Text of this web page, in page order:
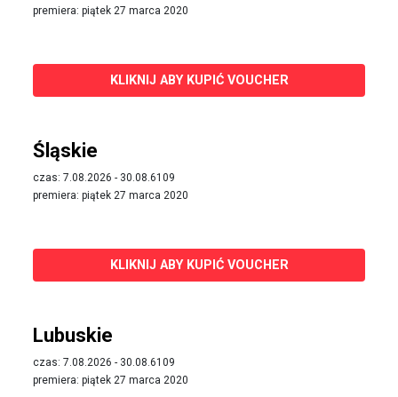
premiera: piątek 27 marca 2020
KLIKNIJ ABY KUPIĆ VOUCHER
Śląskie
czas: 7.08.2026 - 30.08.6109
premiera: piątek 27 marca 2020
KLIKNIJ ABY KUPIĆ VOUCHER
Lubuskie
czas: 7.08.2026 - 30.08.6109
premiera: piątek 27 marca 2020